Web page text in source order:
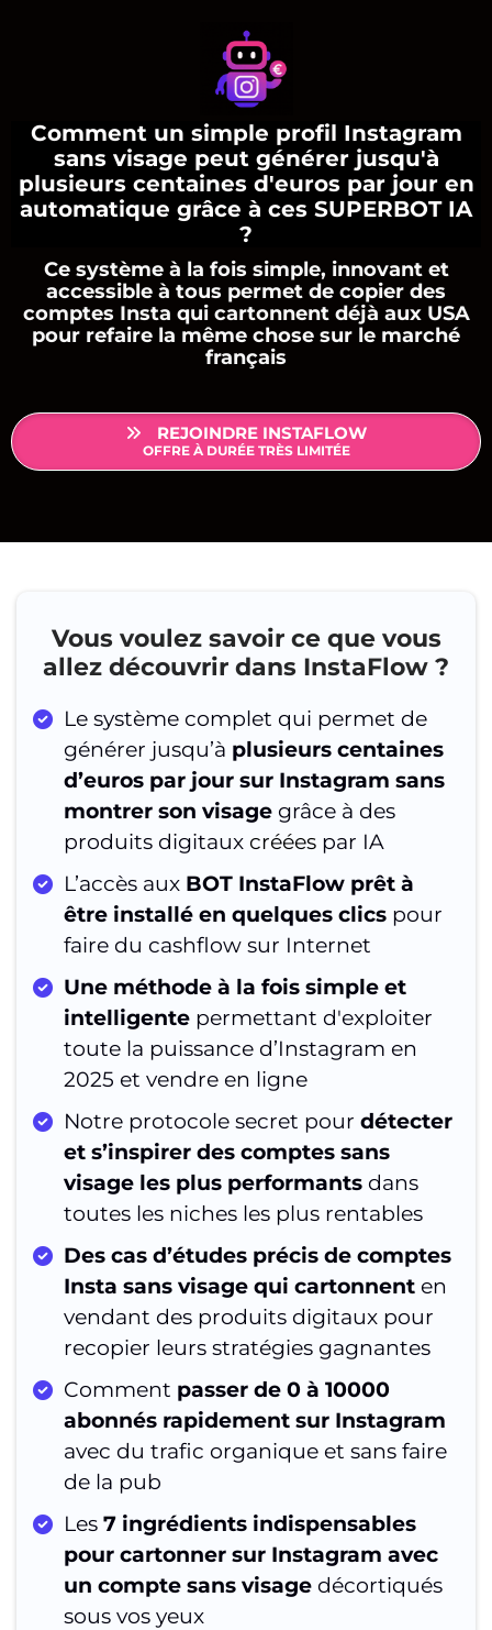
Comment un simple profil Instagram
sans visage peut générer jusqu'à
plusieurs centaines d'euros par jour en
automatique grâce à ces SUPERBOT IA
?
Ce système à la fois simple, innovant et
accessible à tous permet de copier des
comptes Insta qui cartonnent déjà aux USA
pour refaire la même chose sur le marché
français
REJOINDRE INSTAFLOW
OFFRE À DURÉE TRÈS LIMITÉE
Vous voulez savoir ce que vous
allez découvrir dans InstaFlow ?
Le système complet qui permet de
générer jusqu’à plusieurs centaines
d’euros par jour sur Instagram sans
montrer son visage grâce à des
produits digitaux créées par IA
L’accès aux BOT InstaFlow prêt à
être installé en quelques clics pour
faire du cashflow sur Internet
Une méthode à la fois simple et
intelligente permettant d'exploiter
toute la puissance d’Instagram en
2025 et vendre en ligne
Notre protocole secret pour détecter
et s’inspirer des comptes sans
visage les plus performants dans
toutes les niches les plus rentables
Des cas d’études précis de comptes
Insta sans visage qui cartonnent en
vendant des produits digitaux pour
recopier leurs stratégies gagnantes
Comment passer de 0 à 10000
abonnés rapidement sur Instagram
avec du trafic organique et sans faire
de la pub
Les 7 ingrédients indispensables
pour cartonner sur Instagram avec
un compte sans visage décortiqués
sous vos yeux